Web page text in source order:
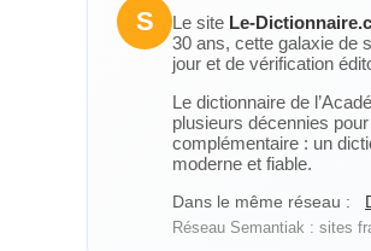
S Le site Le-
30 ans, cette galaxie de
jour et de vérification
Le dictionnaire de
plusieurs décennies
complémentaire : un
moderne et fiable.
Dans le même réseau :
Réseau Semantiak : sites